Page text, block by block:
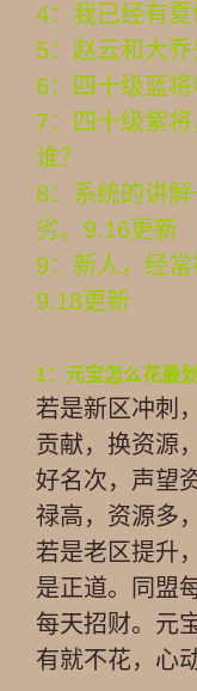
4：我已经有夏
5：赵云和大乔
6：四十级蓝将
7：四十级紫
谁？
8：系统的讲
劣。9.16更新
9：新人，经常
9.18更新
1：元宝怎么花最划
若是新区冲刺
贡献，换资源
好名次，声望
禄高，资源多
若是老区提升
是正道。同盟
每天招财。元
有就不花，心